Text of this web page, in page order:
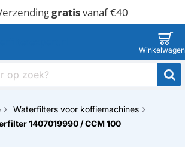
gratisvanaf €40
Waterfilters voor koffiemachines
1407019990 / CCM 100